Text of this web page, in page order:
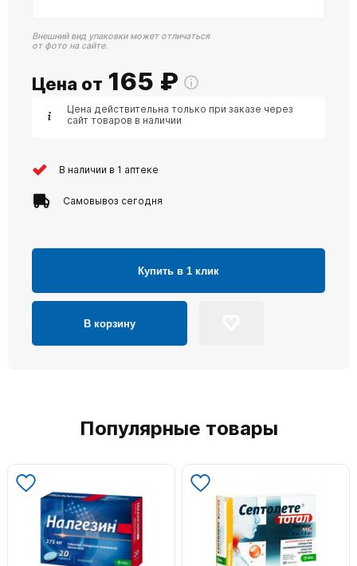
Внешний вид упаковки может отличаться
от фото на сайте.
Цена от 165 ₽
Цена действительна только при заказе через
сайт товаров в наличии
В наличии в 1 аптеке
Самовывоз сегодня
Купить в 1 клик
В корзину
Популярные товары